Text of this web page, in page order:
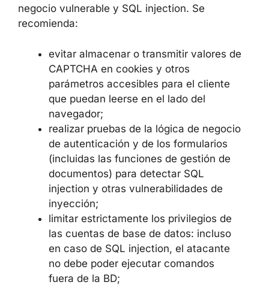
negocio vulnerable y SQL injection. Se
recomienda:
evitar almacenar o transmitir valores de
CAPTCHA en cookies y otros
parámetros accesibles para el cliente
que puedan leerse en el lado del
navegador;
realizar pruebas de la lógica de negocio
de autenticación y de los formularios
(incluidas las funciones de gestión de
documentos) para detectar SQL
injection y otras vulnerabilidades de
inyección;
limitar estrictamente los privilegios de
las cuentas de base de datos: incluso
en caso de SQL injection, el atacante
no debe poder ejecutar comandos
fuera de la BD;